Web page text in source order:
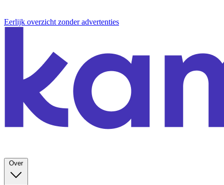
Eerlijk overzicht zonder advertenties
Over